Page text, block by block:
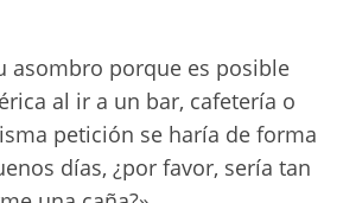
asombro porque es posible
al ir a un bar, cafetería o
petición se haría de forma
días, ¿por favor, sería tan